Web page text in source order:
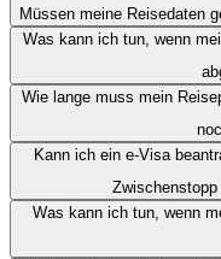
Müssen meine Reisedaten
Was kann ich tun, wenn
Wie lange muss mein
Kann ich ein e-Visa
Was kann ich tun, wenn